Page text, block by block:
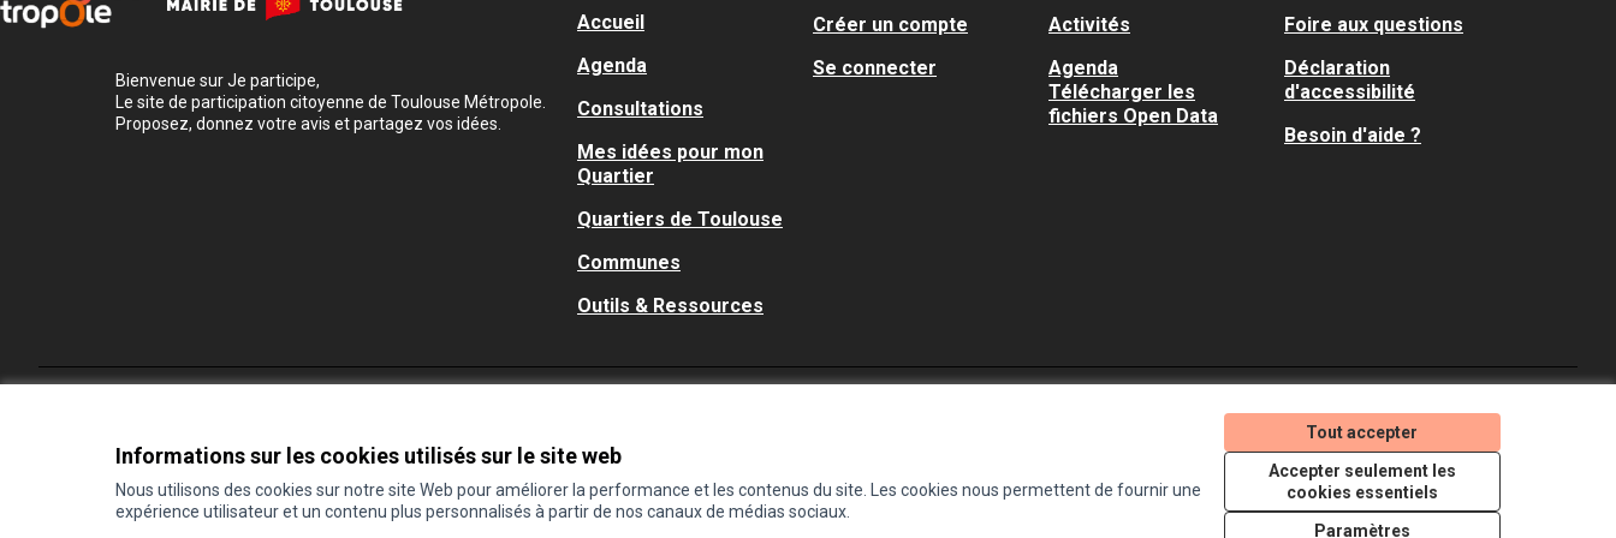
Informations sur les cookies utilisés sur le site web
Nous utilisons des cookies sur notre site Web pour améliorer la performance et les contenus du site. Les cookies nous permettent de fournir une
expérience utilisateur et un contenu plus personnalisés à partir de nos canaux de médias sociaux.
Tout accepter
Accepter seulement les
cookies essentiels
Paramètres
Bienvenue sur Je participe,
Le site de participation citoyenne de Toulouse Métropole.
Proposez, donnez votre avis et partagez vos idées.
Accueil
Agenda
Consultations
Mes idées pour mon
Quartier
Quartiers de Toulouse
Communes
Outils & Ressources
Créer un compte
Se connecter
Activités
Agenda
Télécharger les
fichiers Open Data
Foire aux questions
Déclaration
d'accessibilité
Besoin d'aide ?
(Lien externe)
(Lien externe)
(Lien externe)
Licence Creative
(Lien externe)